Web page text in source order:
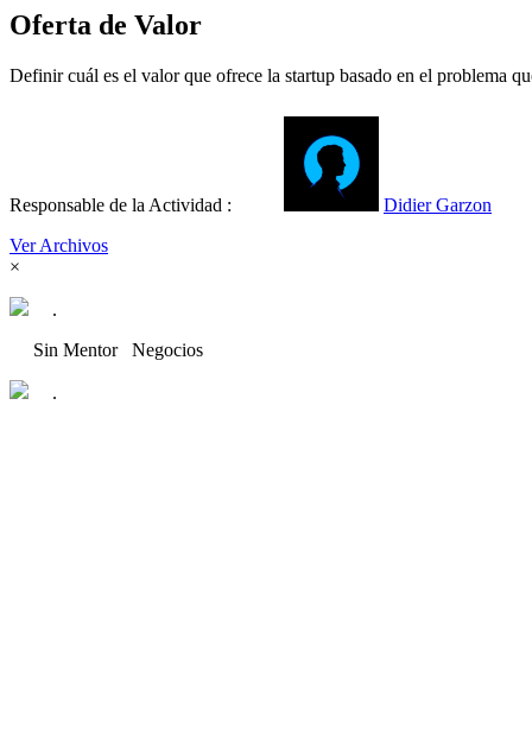
Oferta de Valor
Definir cuál es el valor que ofrece la startup basado en el problema
Responsable de la Actividad :
Didier Garzon
Ver Archivos
×
.
Sin Mentor Negocios
.